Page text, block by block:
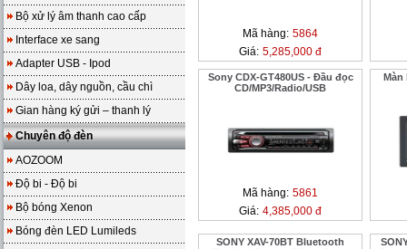
Bộ xử lý âm thanh cao cấp
Interface xe sang
Adapter USB - Ipod
Dây loa, dây nguồn, cầu chì
Gian hàng ký gửi – thanh lý
Chuyên độ đèn
AOZOOM
Độ bi - Độ bi
Bộ bóng Xenon
Bóng đèn LED Lumileds
Mã hàng: 5864
Giá: 5,285,000 đ
Sony CDX-GT480US - Đầu đọc
CD/MP3/Radio/USB
Mã hàng: 5861
Giá: 4,385,000 đ
Màn
SONY XAV-70BT Bluetooth